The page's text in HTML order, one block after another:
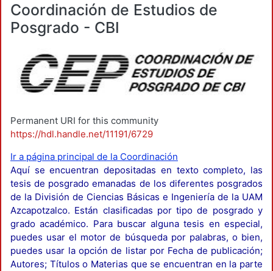
Coordinación de Estudios de
Posgrado - CBI
Permanent URI for this community
https://hdl.handle.net/11191/6729
Ir a página principal de la Coordinación
Aquí se encuentran depositadas en texto completo, las
tesis de posgrado emanadas de los diferentes posgrados
de la División de Ciencias Básicas e Ingeniería de la UAM
Azcapotzalco. Están clasificadas por tipo de posgrado y
grado académico. Para buscar alguna tesis en especial,
puedes usar el motor de búsqueda por palabras, o bien,
puedes usar la opción de listar por Fecha de publicación;
Autores; Títulos o Materias que se encuentran en la parte